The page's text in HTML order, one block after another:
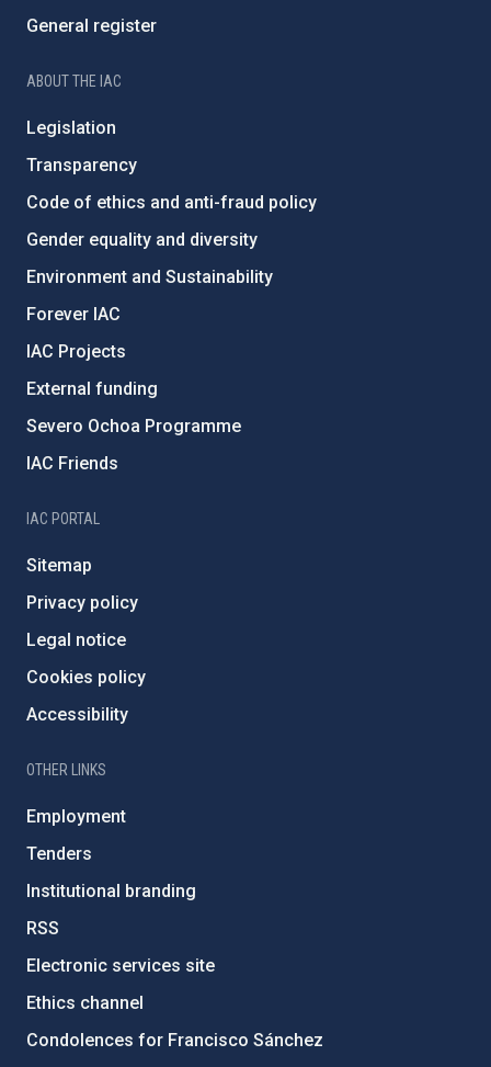
General register
ABOUT THE IAC
Legislation
Transparency
Code of ethics and anti-fraud policy
Gender equality and diversity
Environment and Sustainability
Forever IAC
IAC Projects
External funding
Severo Ochoa Programme
IAC Friends
IAC PORTAL
Sitemap
Privacy policy
Legal notice
Cookies policy
Accessibility
OTHER LINKS
Employment
Tenders
Institutional branding
RSS
Electronic services site
Ethics channel
Condolences for Francisco Sánchez